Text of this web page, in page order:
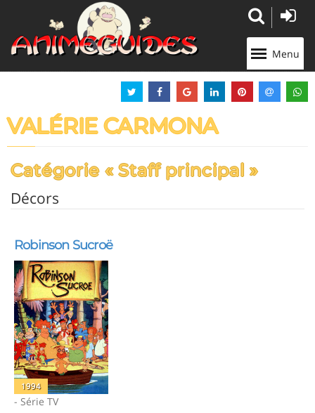
Menu
VALÉRIE CARMONA
Catégorie « Staff principal »
Décors
Robinson Sucroë
1994
- Série TV
Panneau de gestion des cookies